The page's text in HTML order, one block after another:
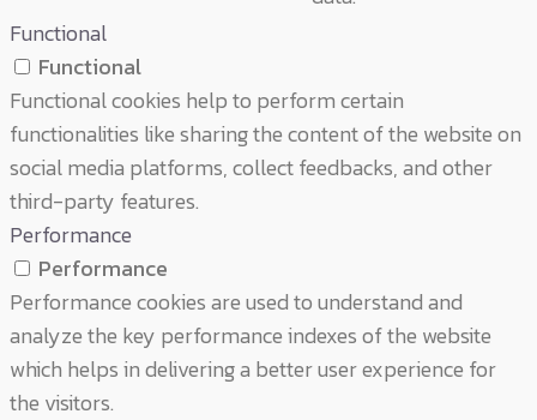
Functional
Functional
Functional cookies help to perform certain
functionalities like sharing the content of the website on
social media platforms, collect feedbacks, and other
third-party features.
Performance
Performance
Performance cookies are used to understand and
analyze the key performance indexes of the website
which helps in delivering a better user experience for
the visitors.